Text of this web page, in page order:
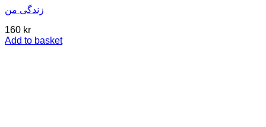
زندگی من
160 kr
Add to basket